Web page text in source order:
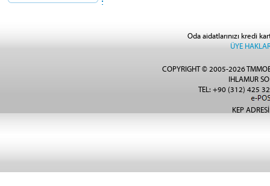
Oda aidatlarınızı kredi
ÜYE
COPYRIGHT © 2005-2026
IHLAMUR
TEL: +90 (312) 425
KEP